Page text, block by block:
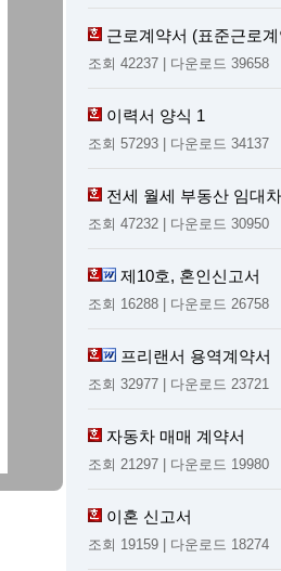
근로계약서 (표준근로
조회 42237 | 다운로드 39658
이력서 양식 1
조회 57293 | 다운로드 34137
전세 월세 부동산 임대
조회 47232 | 다운로드 30950
제10호, 혼인신고서
조회 16288 | 다운로드 26758
프리랜서 용역계약서
조회 32977 | 다운로드 23721
자동차 매매 계약서
조회 21297 | 다운로드 19980
이혼 신고서
조회 19159 | 다운로드 18274